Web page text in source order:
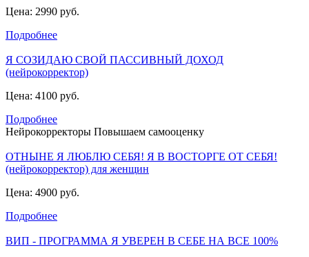
Цена: 2990 руб.
Подробнее
Я СОЗИДАЮ СВОЙ ПАССИВНЫЙ ДОХОД
(нейрокорректор)
Цена: 4100 руб.
Подробнее
Нейрокорректоры Повышаем самооценку
ОТНЫНЕ Я ЛЮБЛЮ СЕБЯ! Я В ВОСТОРГЕ ОТ СЕБЯ!
(нейрокорректор) для женщин
Цена: 4900 руб.
Подробнее
ВИП - ПРОГРАММА Я УВЕРЕН В СЕБЕ НА ВСЕ 100%